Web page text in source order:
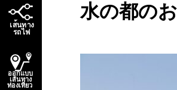
เส้นทาง
รถไฟ
ออกแบบ
เส้นทาง
ท่องเที่ยว
水の都の